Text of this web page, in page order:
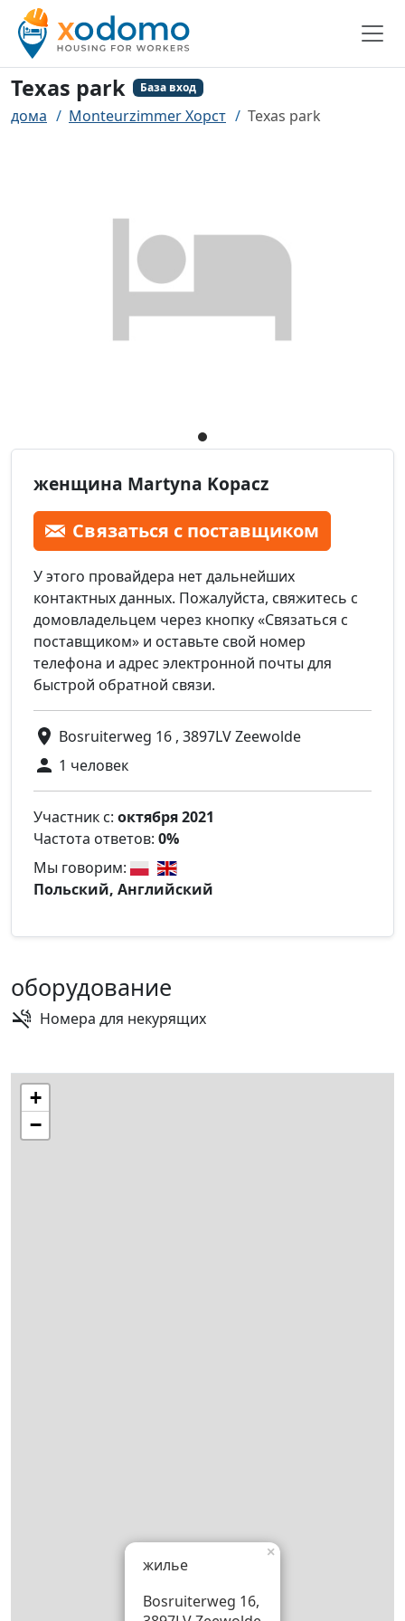
Texas park База вход
дома Monteurzimmer Хорст Texas park
женщина Martyna Kopacz
Связаться с поставщиком
У этого провайдера нет дальнейших
контактных данных. Пожалуйста, свяжитесь с
домовладельцем через кнопку «Связаться с
поставщиком» и оставьте свой номер
телефона и адрес электронной почты для
быстрой обратной связи.
Bosruiterweg 16 , 3897LV Zeewolde
1 человек
Участник с: октября 2021
Частота ответов: 0%
Мы говорим:
Польский, Английский
оборудование
Номера для некурящих
жилье
Bosruiterweg 16,
×
+
−